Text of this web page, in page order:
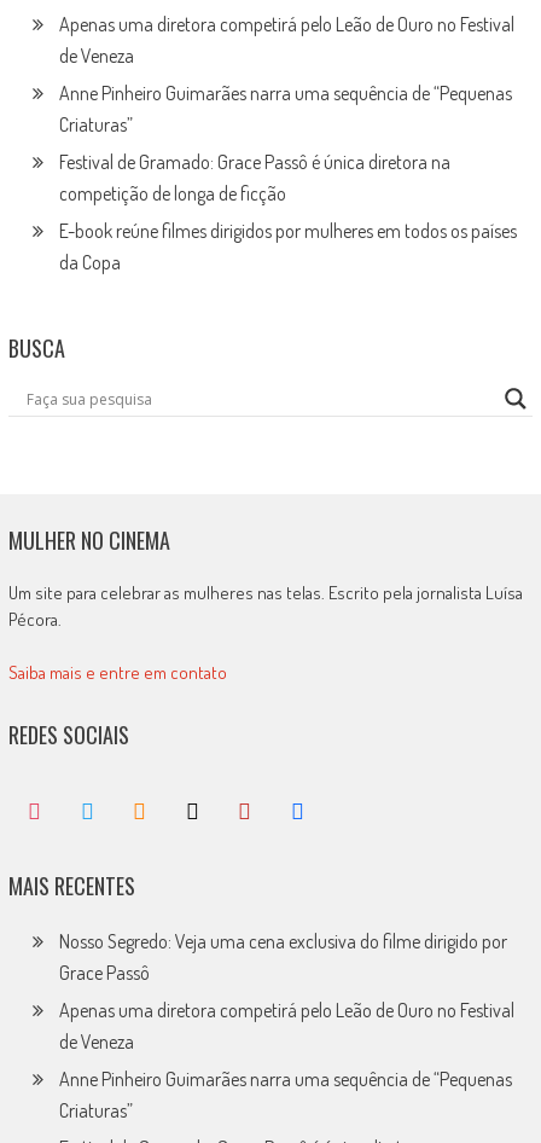
Apenas uma diretora competirá pelo Leão de Ouro no Festival
de Veneza
Anne Pinheiro Guimarães narra uma sequência de “Pequenas
Criaturas”
Festival de Gramado: Grace Passô é única diretora na
competição de longa de ficção
E-book reúne filmes dirigidos por mulheres em todos os países
da Copa
BUSCA
MULHER NO CINEMA
Um site para celebrar as mulheres nas telas. Escrito pela jornalista Luísa
Pécora.
Saiba mais e entre em contato
REDES SOCIAIS
MAIS RECENTES
Nosso Segredo: Veja uma cena exclusiva do filme dirigido por
Grace Passô
Apenas uma diretora competirá pelo Leão de Ouro no Festival
de Veneza
Anne Pinheiro Guimarães narra uma sequência de “Pequenas
Criaturas”